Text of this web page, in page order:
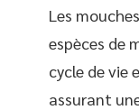
Les
espèces de
cycle de vie
assurant